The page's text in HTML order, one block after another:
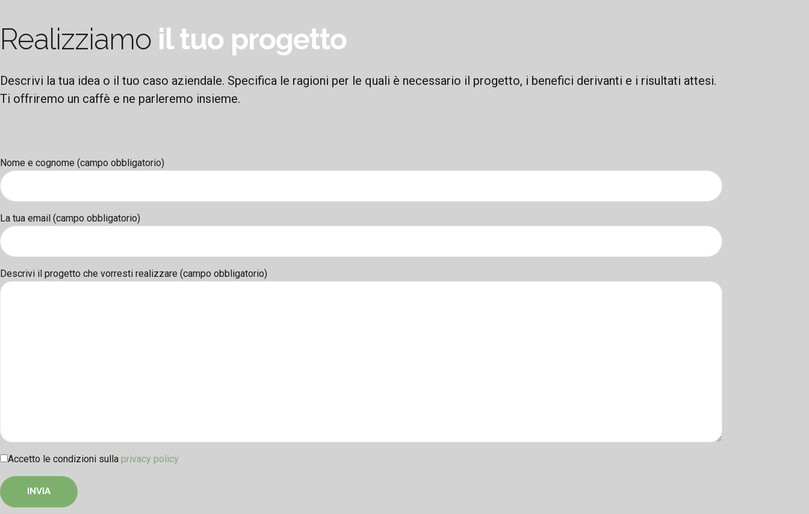
Realizziamo il tuo progetto
Descrivi la tua idea o il tuo caso aziendale. Specifica le ragioni per le quali è necessario il progetto, i benefici derivanti e i risultati attesi.
Ti offriremo un caffè e ne parleremo insieme.
Nome e cognome (campo obbligatorio)
La tua email (campo obbligatorio)
Descrivi il progetto che vorresti realizzare (campo obbligatorio)
Accetto le condizioni sulla privacy policy